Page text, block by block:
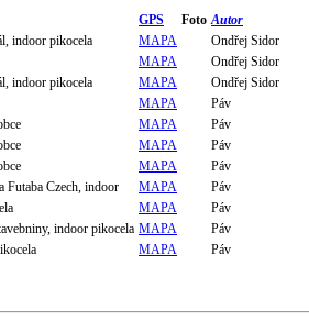
GPS Foto Autor
indoor pikocela MAPA
Ondřej Sidor
MAPA
Ondřej Sidor
indoor pikocela MAPA
Ondřej Sidor
MAPA
Páv
MAPA
Páv
MAPA
Páv
MAPA
Páv
Czech, indoor MAPA
Páv
MAPA
Páv
indoor pikocela MAPA
Páv
MAPA Páv